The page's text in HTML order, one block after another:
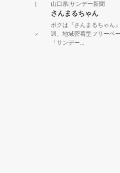
山口県|サンデー新聞
さんまるちゃん
ボクは『さんまるちゃん』。毎
週、地域密着型フリーペーパー
「サンデー...